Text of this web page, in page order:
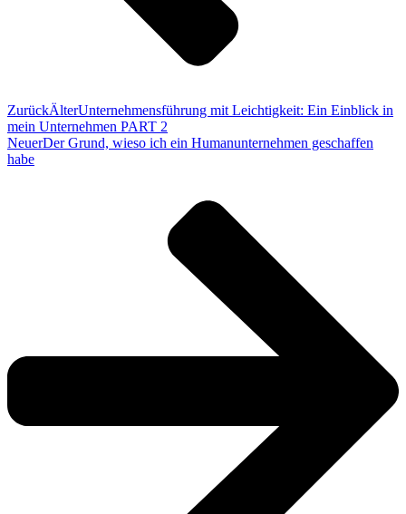
ZurückÄlterUnternehmensführung mit Leichtigkeit: Ein Einblick in
mein Unternehmen PART 2
NeuerDer Grund, wieso ich ein Humanunternehmen geschaffen
habe